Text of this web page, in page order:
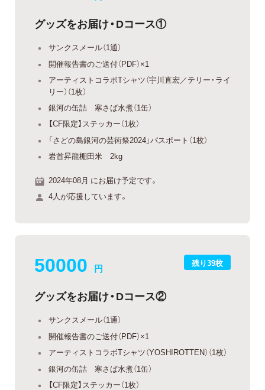
グッズをお届け・Dコース①
サンクスメール（1通）
開催報告書のご送付（PDF）×1
アーティストコラボTシャツ（宇川直宏／テリー・ライ
リー）（1枚）
銀河の缶詰 寒さば水煮（1缶）
【CF限定】ステッカー（1枚）
「さどの島銀河の芸術祭2024」パスポート（1枚）
岩首昇龍棚田米 2kg
2024年08月 にお届け予定です。
4人が応援しています。
残り39枚
50000 円
グッズをお届け・Dコース②
サンクスメール（1通）
開催報告書のご送付（PDF）×1
アーティストコラボTシャツ（YOSHIROTTEN）（1枚）
銀河の缶詰 寒さば水煮（1缶）
【CF限定】ステッカー（1枚）